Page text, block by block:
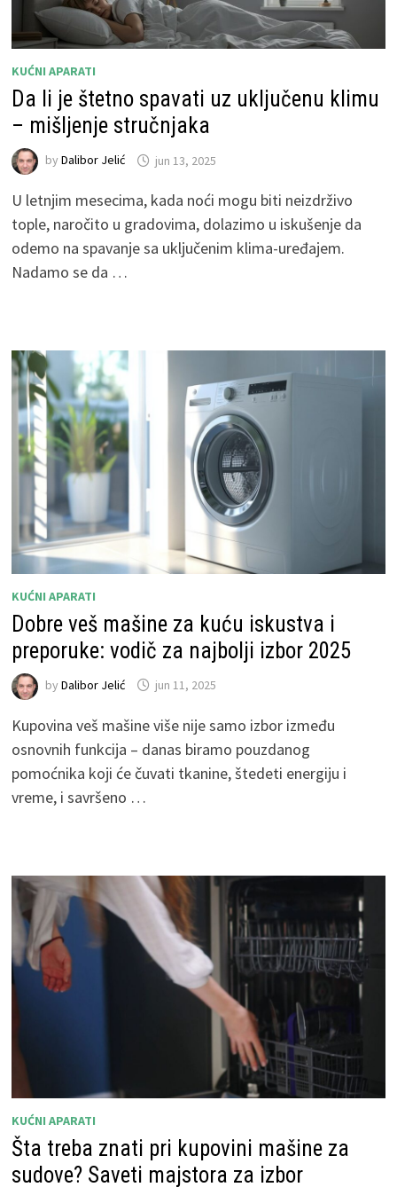
KUĆNI APARATI
Da li je štetno spavati uz uključenu klimu
– mišljenje stručnjaka
by Dalibor Jelić jun 13, 2025
U letnjim mesecima, kada noći mogu biti neizdrživo
tople, naročito u gradovima, dolazimo u iskušenje da
odemo na spavanje sa uključenim klima-uređajem.
Nadamo se da …
KUĆNI APARATI
Dobre veš mašine za kuću iskustva i
preporuke: vodič za najbolji izbor 2025
by Dalibor Jelić jun 11, 2025
Kupovina veš mašine više nije samo izbor između
osnovnih funkcija – danas biramo pouzdanog
pomoćnika koji će čuvati tkanine, štedeti energiju i
vreme, i savršeno …
KUĆNI APARATI
Šta treba znati pri kupovini mašine za
sudove? Saveti majstora za izbor